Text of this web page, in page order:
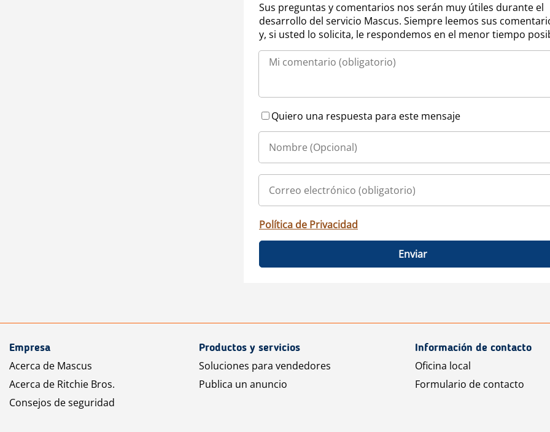
Sus preguntas y comentarios nos serán muy útiles durante el
desarrollo del servicio Mascus. Siempre leemos sus
y, si usted lo solicita, le respondemos en el menor tiempo
Quiero una respuesta para este mensaje
Política de Privacidad
Enviar
Empresa
Acerca de Mascus
Acerca de Ritchie Bros.
Consejos de seguridad
Productos y servicios
Soluciones para vendedores
Publica un anuncio
Información de contacto
Oficina local
Formulario de contacto